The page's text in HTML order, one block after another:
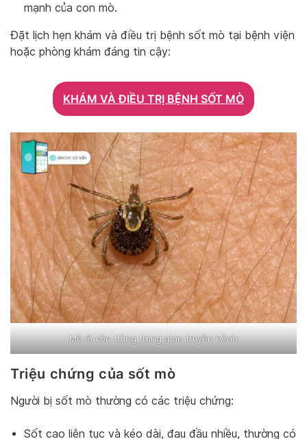
mạnh của con mò.
Đặt lịch hẹn khám và điều trị bệnh sốt mò tại bệnh viện
hoặc phòng khám đáng tin cậy:
KHÁM VÀ ĐIỀU TRỊ BỆNH SỐT MÒ
Mò là côn trùng trung gian truyền bệnh
Triệu chứng của sốt mò
Người bị sốt mò thường có các triệu chứng:
Sốt cao liên tục và kéo dài, đau đầu nhiều, thường có